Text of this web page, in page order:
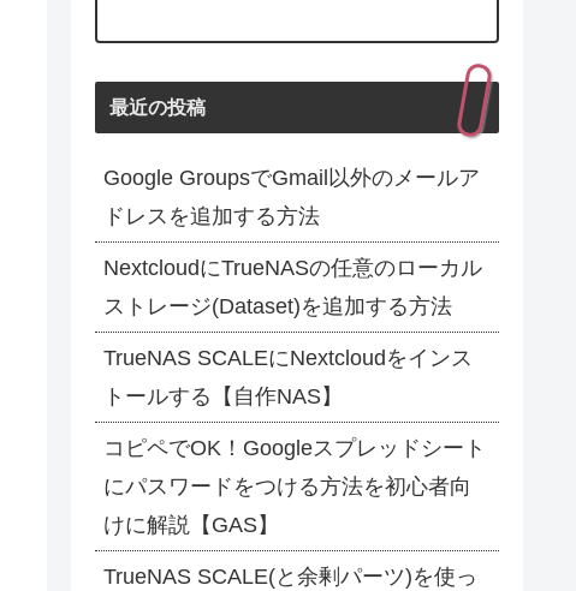
最近の投稿
Google GroupsでGmail以外のメールア
ドレスを追加する方法
NextcloudにTrueNASの任意のローカル
ストレージ(Dataset)を追加する方法
TrueNAS SCALEにNextcloudをインス
トールする【自作NAS】
コピペでOK！Googleスプレッドシート
にパスワードをつける方法を初心者向
けに解説【GAS】
TrueNAS SCALE(と余剰パーツ)を使っ